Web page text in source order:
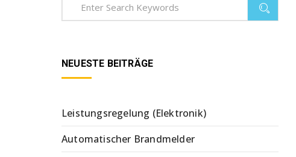
NEUESTE BEITRÄGE
Leistungsregelung (Elektronik)
Automatischer Brandmelder